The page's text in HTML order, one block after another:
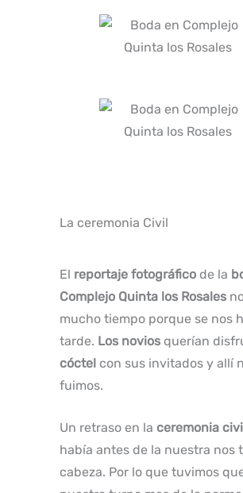
La ceremonia Civil
El reportaje fotográfico de la
Complejo Quinta los Rosales
mucho tiempo porque se nos
tarde. Los novios querían
cóctel con sus invitados y allí
fuimos.
Un retraso en la ceremonia
había antes de la nuestra nos
cabeza. Por lo que tuvimos